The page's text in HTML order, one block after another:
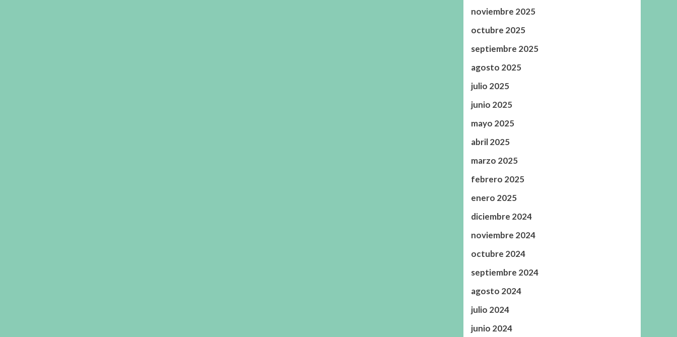
noviembre 2025
octubre 2025
septiembre 2025
agosto 2025
julio 2025
junio 2025
mayo 2025
abril 2025
marzo 2025
febrero 2025
enero 2025
diciembre 2024
noviembre 2024
octubre 2024
septiembre 2024
agosto 2024
julio 2024
junio 2024